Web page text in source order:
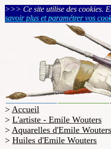
>>> Ce site utilise des cookies.
savoir plus et paramétrer vos
> Accueil
> L'artiste - Emile Wouters
> Aquarelles d'Emile Wouters
> Huiles d'Emile Wouters